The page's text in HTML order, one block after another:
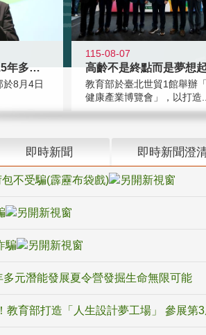
跨越限制，探索潛能！115年多元潛
於8月4日
115-08-07
教育部於臺北世貿1館舉辦
健康產業博覽會」，以打造...
即時新聞 即時新聞澄
不受騙(霹靂布袋戲)
騙
元潛能發展夏令營發掘生命無限可能
教育部打造「人生設計夢工場」 參展第